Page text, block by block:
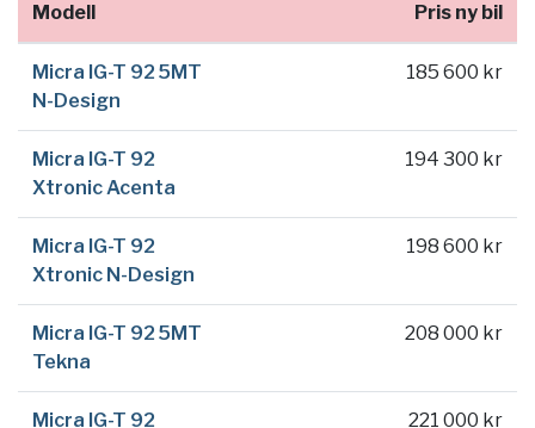
Modell
Pris ny bil
Micra IG-T 92 5MT
N-Design
185 600 kr
Micra IG-T 92
Xtronic Acenta
194 300 kr
Micra IG-T 92
Xtronic N-Design
198 600 kr
Micra IG-T 92 5MT
Tekna
208 000 kr
Micra IG-T 92 221 000 kr